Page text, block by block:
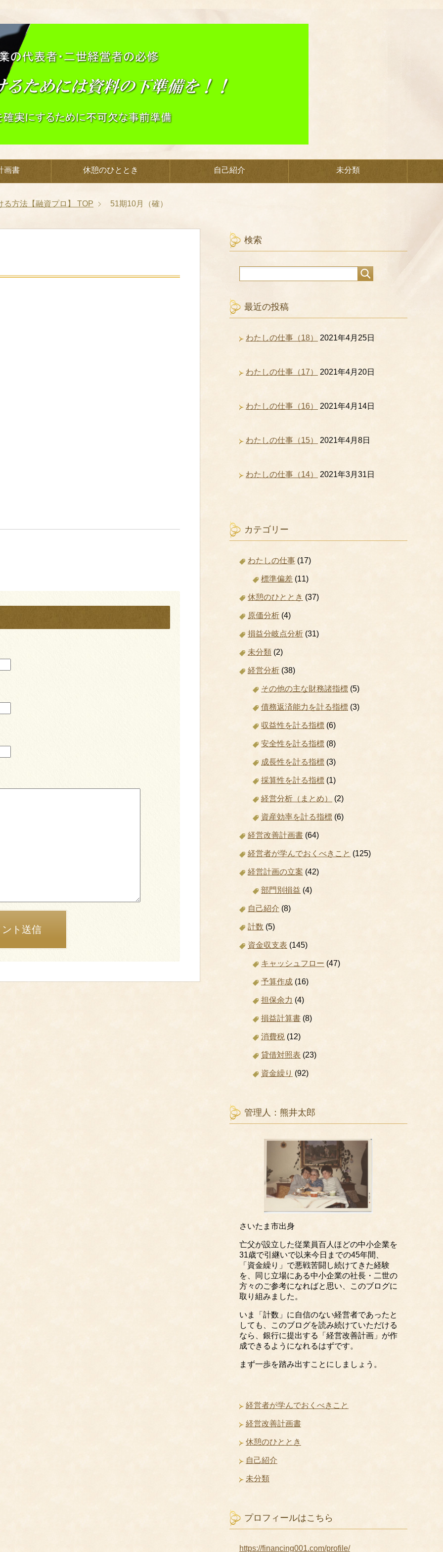
画書 休憩のひととき 自己紹介 未分類
方法【融資プロ】 TOP 51期10月（確）
ト送信
検索
最近の投稿
わたしの仕事（18） 2021年4月25日
わたしの仕事（17） 2021年4月20日
わたしの仕事（16） 2021年4月14日
わたしの仕事（15） 2021年4月8日
わたしの仕事（14） 2021年3月31日
カテゴリー
わたしの仕事 (17)
標準偏差 (11)
休憩のひととき (37)
原価分析 (4)
損益分岐点分析 (31)
未分類 (2)
経営分析 (38)
その他の主な財務諸指標 (5)
債務返済能力を計る指標 (3)
収益性を計る指標 (6)
安全性を計る指標 (8)
成長性を計る指標 (3)
採算性を計る指標 (1)
経営分析（まとめ） (2)
資産効率を計る指標 (6)
経営改善計画書 (64)
経営者が学んでおくべきこと (125)
経営計画の立案 (42)
部門別損益 (4)
自己紹介 (8)
計数 (5)
資金収支表 (145)
キャッシュフロー (47)
予算作成 (16)
担保余力 (4)
損益計算書 (8)
消費税 (12)
貸借対照表 (23)
資金繰り (92)
管理人：熊井太郎
さいたま市出身
亡父が設立した従業員百人ほどの中小企業を
31歳で引継いで以来今日までの45年間、
「資金繰り」で悪戦苦闘し続けてきた経験
を、同じ立場にある中小企業の社長・二世の
方々のご参考になればと思い、このブログに
取り組みました。
いま「計数」に自信のない経営者であったと
しても、このブログを読み続けていただける
なら、銀行に提出する「経営改善計画」が作
成できるようになれるはずです。
まず一歩を踏み出すことにしましょう。
経営者が学んでおくべきこと
経営改善計画書
休憩のひととき
自己紹介
未分類
プロフィールはこちら
https://financing001.com/profile/